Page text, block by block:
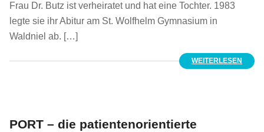
Frau Dr. Butz ist verheiratet und hat eine Tochter. 1983
legte sie ihr Abitur am St. Wolfhelm Gymnasium in
Waldniel ab. […]
WEITERLESEN
PORT – die patientenorientierte